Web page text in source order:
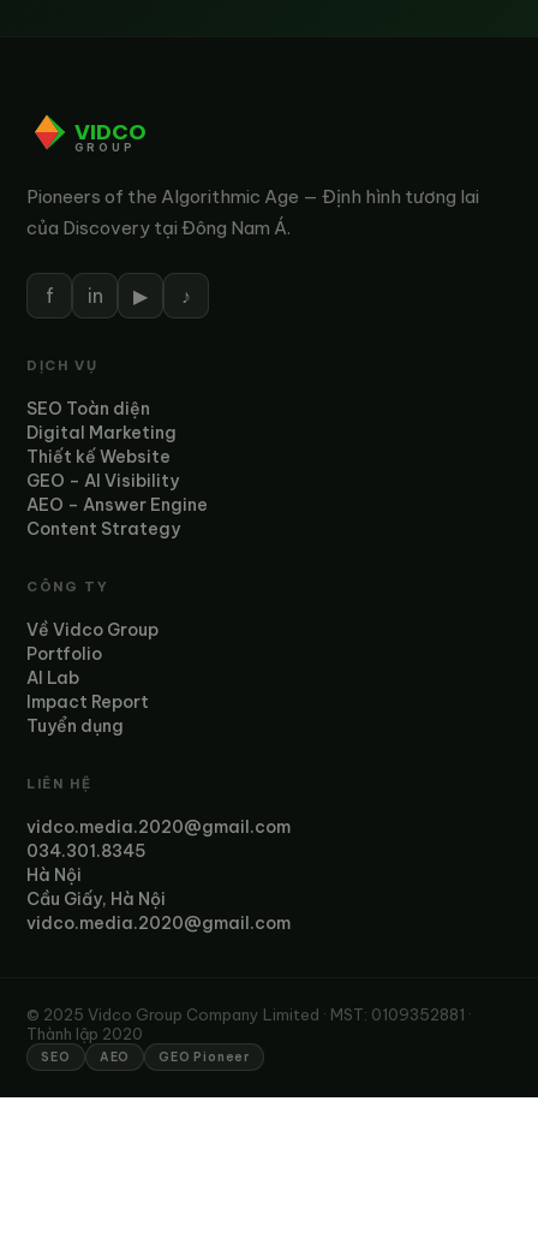
VIDCO
GROUP
Pioneers of the Algorithmic Age — Định hình tương lai
của Discovery tại Đông Nam Á.
f in ▶ ♪
DỊCH VỤ
SEO Toàn diện
Digital Marketing
Thiết kế Website
GEO – AI Visibility
AEO – Answer Engine
Content Strategy
CÔNG TY
Về Vidco Group
Portfolio
AI Lab
Impact Report
Tuyển dụng
LIÊN HỆ
vidco.media.2020@gmail.com
034.301.8345
Hà Nội
Cầu Giấy, Hà Nội
vidco.media.2020@gmail.com
© 2025 Vidco Group Company Limited · MST: 0109352881 ·
Thành lập 2020
SEO AEO GEO Pioneer